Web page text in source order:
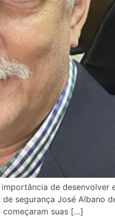
de desenvolver
segurança José Albano
começaram suas […]